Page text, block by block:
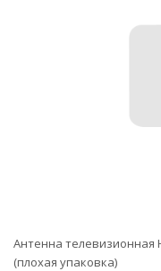
Антенна телевизионная
(плохая упаковка)